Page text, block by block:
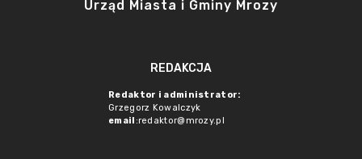
Urząd Miasta i Gminy Mrozy
REDAKCJA
Redaktor i administrator:
Grzegorz Kowalczyk
email :redaktor@mrozy.pl